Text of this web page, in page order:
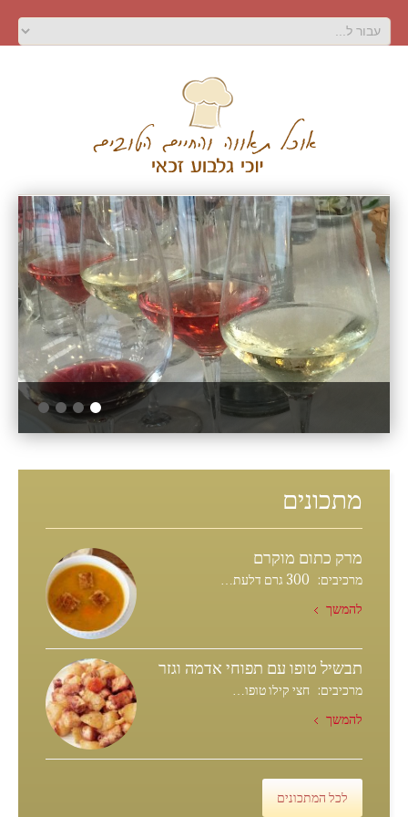
מתכונים
מרק כתום מוקרם
מרכיבים: 300 גרם דלעת…
להמשך
תבשיל טופו עם תפוחי אדמה וגזר
מרכיבים: חצי קילו טופו…
להמשך
לכל המתכונים